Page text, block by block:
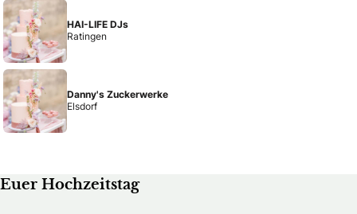
HAI-LIFE DJs
Ratingen
Danny's Zuckerwerke
Elsdorf
Euer Hochzeitstag